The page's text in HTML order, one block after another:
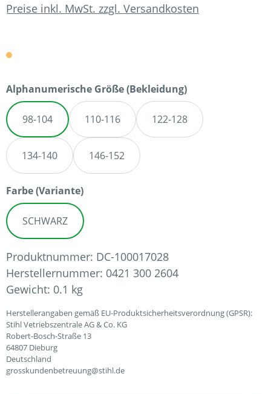
Preise inkl. MwSt. zzgl. Versandkosten
Alphanumerische Größe (Bekleidung)auswählen
98-104 110-116 122-128
134-140 146-152
Farbe (Variante)auswählen
SCHWARZ
Produktnummer: DC-100017028
Herstellernummer: 0421 300 2604
Gewicht: 0.1 kg
Herstellerangaben gemäß EU-Produktsicherheitsverordnung (GPSR):
Stihl Vetriebszentrale AG & Co. KG
Robert-Bosch-Straße 13
64807 Dieburg
Deutschland
grosskundenbetreuung@stihl.de